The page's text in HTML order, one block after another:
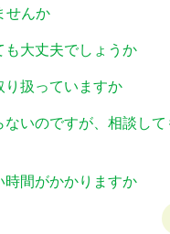
せんか
も大丈夫でしょうか
り扱っていますか
ないのですが、相談し
時間がかかりますか